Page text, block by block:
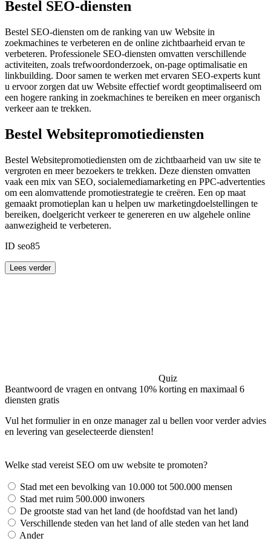
Bestel SEO-diensten
Bestel SEO-diensten om de ranking van uw Website in
zoekmachines te verbeteren en de online zichtbaarheid ervan te
verbeteren. Professionele SEO-diensten omvatten verschillende
activiteiten, zoals trefwoordonderzoek, on-page optimalisatie en
linkbuilding. Door samen te werken met ervaren SEO-experts kunt
u ervoor zorgen dat uw Website effectief wordt geoptimaliseerd om
een ​​hogere ranking in zoekmachines te bereiken en meer organisch
verkeer aan te trekken.
Bestel Websitepromotiediensten
Bestel Websitepromotiediensten om de zichtbaarheid van uw site te
vergroten en meer bezoekers te trekken. Deze diensten omvatten
vaak een mix van SEO, socialemediamarketing en PPC-advertenties
om een ​​alomvattende promotiestrategie te creëren. Een op maat
gemaakt promotieplan kan u helpen uw marketingdoelstellingen te
bereiken, doelgericht verkeer te genereren en uw algehele online
aanwezigheid te verbeteren.
ID seo85
Lees verder
Quiz
Beantwoord de vragen en ontvang 10% korting en maximaal 6
diensten gratis
Vul het formulier in en onze manager zal u bellen voor verder advies
en levering van geselecteerde diensten!
Welke stad vereist SEO om uw website te promoten?
Stad met een bevolking van 10.000 tot 500.000 mensen
Stad met ruim 500.000 inwoners
De grootste stad van het land (de hoofdstad van het land)
Verschillende steden van het land of alle steden van het land
Ander